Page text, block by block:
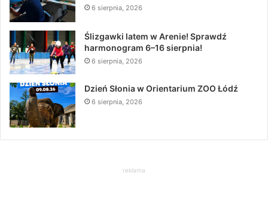
6 sierpnia, 2026
Ślizgawki latem w Arenie! Sprawdź
harmonogram 6–16 sierpnia!
6 sierpnia, 2026
Dzień Słonia w Orientarium ZOO Łódź
6 sierpnia, 2026
reklama